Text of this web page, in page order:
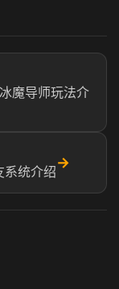
魔导师玩法介
系统介绍
→